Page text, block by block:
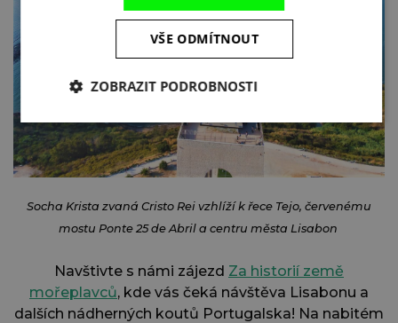
Socha Krista zvaná Cristo Rei vzhlíží k řece Tejo, červenému
mostu Ponte 25 de Abril a centru města Lisabon
Navštivte s námi zájezd Za historií země
mořeplavců, kde vás čeká návštěva Lisabonu a
dalších nádherných koutů Portugalska! Na nabitém
VŠE ODMÍTNOUT
ZOBRAZIT PODROBNOSTI